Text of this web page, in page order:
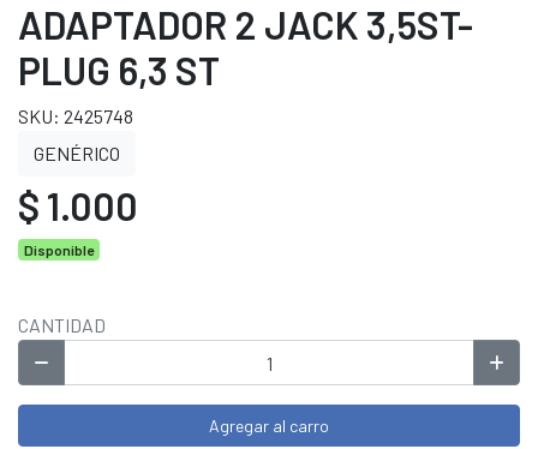
ADAPTADOR 2 JACK 3,5ST-
PLUG 6,3 ST
SKU: 2425748
GENÉRICO
$ 1.000
Disponible
CANTIDAD
Agregar al carro